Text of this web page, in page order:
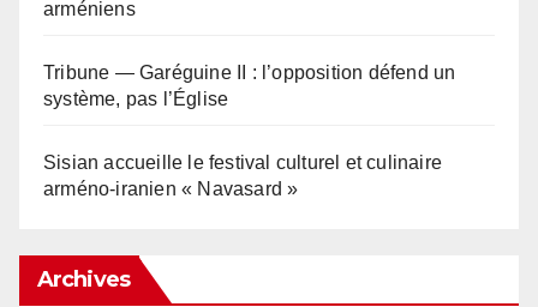
arméniens
Tribune — Garéguine II : l’opposition défend un
système, pas l’Église
Sisian accueille le festival culturel et culinaire
arméno-iranien « Navasard »
Archives